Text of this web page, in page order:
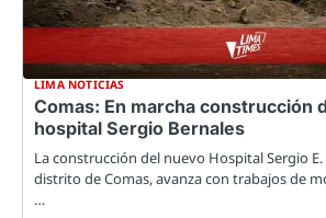
LIMA NOTICIAS
Comas: En marcha construcción
hospital Sergio Bernales
La construcción del nuevo Hospital Sergio E.
distrito de Comas, avanza con trabajos de
…